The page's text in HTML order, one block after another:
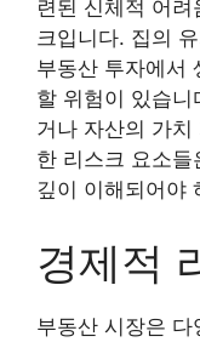
련된 신체적 어
크입니다. 집의
부동산 투자에서
할 위험이 있습
거나 자산의 가
한 리스크 요소들
깊이 이해되어야
경제적
부동산 시장은